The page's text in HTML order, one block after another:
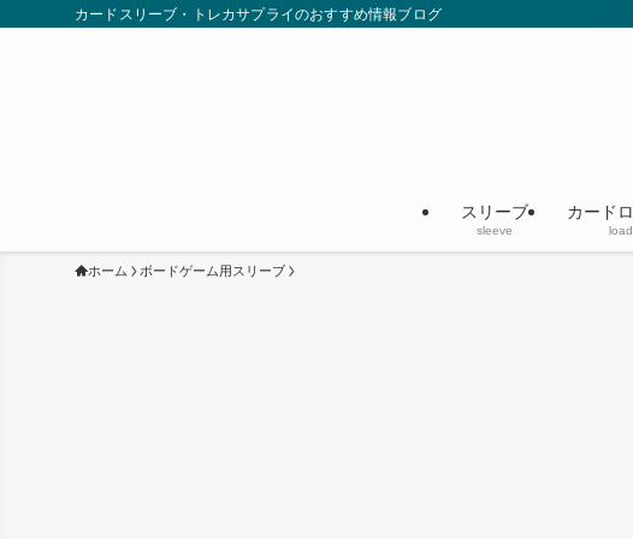
カードスリーブ・トレカサプライのおすすめ情報ブログ
スリーブ
sleeve
カード
ホーム ボードゲーム用スリーブ